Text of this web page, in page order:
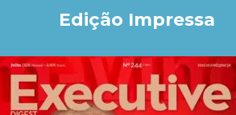
Edição Impressa